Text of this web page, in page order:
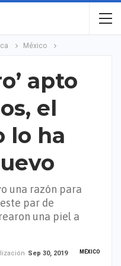
México
apto
el
lo ha
una razón para
par de
una piel a
MÉXICO
Sep 30, 2019